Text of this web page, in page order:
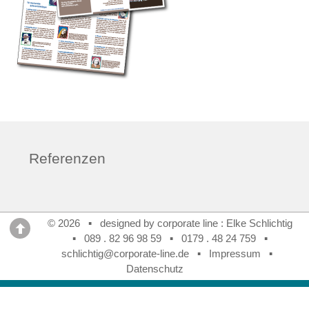
Referenzen
© 2026 ▪ designed by corporate line : Elke Schlichtig
▪ 089 . 82 96 98 59▪ 0179 . 48 24 759▪
schlichtig@corporate-line.de ▪ Impressum ▪
Datenschutz